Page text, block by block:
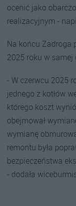
ocenić jako
realizacyjnym -
Na końcu Zadroga
2025 roku w samej
- W czerwcu 2025
jednego z kotłów
którego koszt
obejmował
wymianę
remontu była
bezpieczeństwa
- dodała